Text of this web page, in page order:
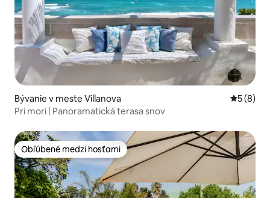
Bývanie v meste Villanova
5 (8)
Pri mori | Panoramatická terasa snov
Obľúbené medzi hosťami
Obľúbené medzi hosťami